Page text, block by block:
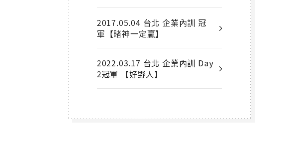
2017.05.04 台北 企業內訓 冠
軍【賭神一定贏】
2022.03.17 台北 企業內訓 Day
2冠軍 【好野人】